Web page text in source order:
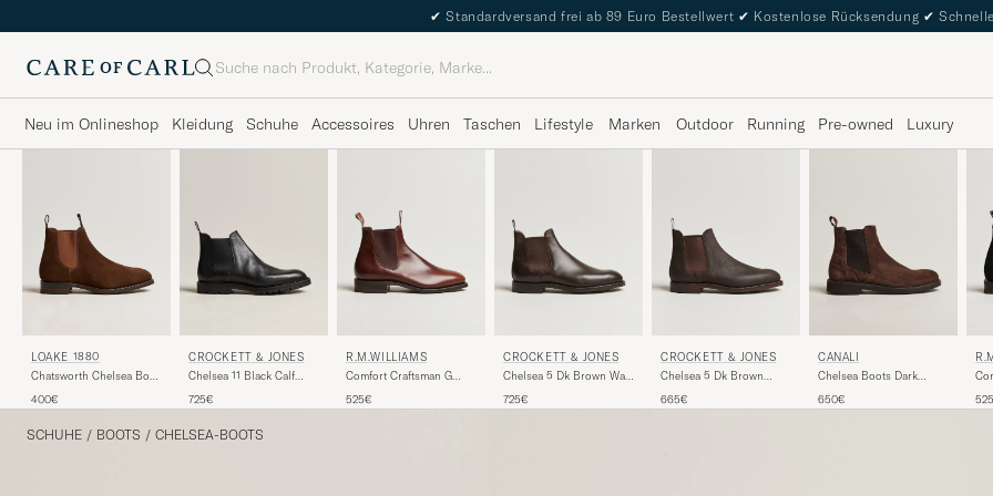
✔ Standardversand frei ab 89 Euro Bestellwert ✔ Kostenlose Rücksendung ✔
Suche
Neu im Onlineshop Kleidung Schuhe Accessoires Uhren Taschen Lifestyle Marken Outdoor Running Pre-owned Luxury
LOAKE 1880
Chatsworth Chelsea Boot
400€
CROCKETT & JONES
Chelsea 11 Black Calf
725€
R.M.WILLIAMS
Comfort Craftsman G
525€
CROCKETT & JONES
Chelsea 5 Dk Brown Wax
725€
CROCKETT & JONES
Chelsea 5 Dk Brown
665€
CANALI
Chelsea Boots Dark
650€
SCHUHE / BOOTS / CHELSEA-BOOTS